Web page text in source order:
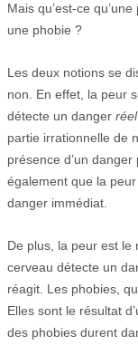
Mais qu’est-ce
une phobie ?
Les deux notions se
non. En effet, la peur
détecte un danger réel
partie irrationnelle de
présence d’un
également que la
danger immédiat.
De plus, la peur est le
cerveau détecte un
réagit. Les phobies,
Elles sont le résultat
des phobies durent